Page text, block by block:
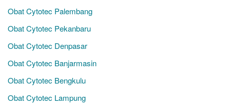
Obat Cytotec Palembang
Obat Cytotec Pekanbaru
Obat Cytotec Denpasar
Obat Cytotec Banjarmasin
Obat Cytotec Bengkulu
Obat Cytotec Lampung